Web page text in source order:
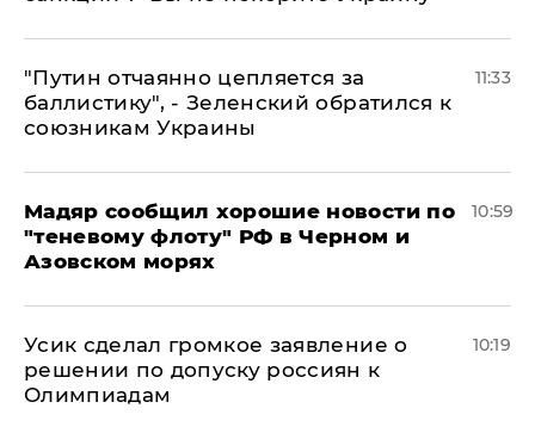
"Путин отчаянно цепляется за
баллистику", - Зеленский обратился к
союзникам Украины
11:33
Мадяр сообщил хорошие новости по
"теневому флоту" РФ в Черном и
Азовском морях
10:59
Усик сделал громкое заявление о
решении по допуску россиян к
Олимпиадам
10:19